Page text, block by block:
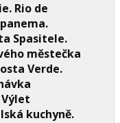
Rio de
Spasitele.
městečka
Verde.
kuchyně.